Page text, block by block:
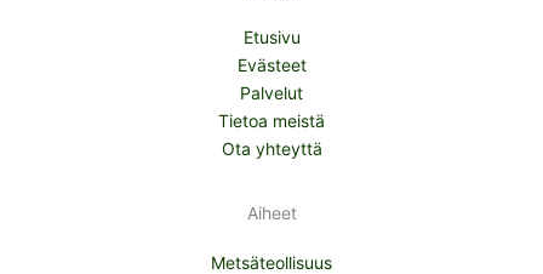
Etusivu
Evästeet
Palvelut
Tietoa meistä
Ota yhteyttä
Aiheet
Metsäteollisuus